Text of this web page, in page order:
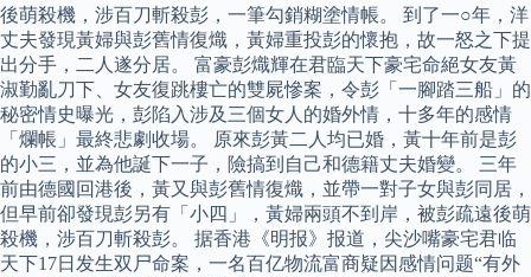
後萌殺機，涉百刀斬殺彭，一筆勾銷糊塗情帳。 到了一○年，洋
丈夫發現黃婦與彭舊情復熾，黃婦重投彭的懷抱，故一怒之下提
出分手，二人遂分居。 富豪彭熾輝在君臨天下豪宅命絕女友黃
淑勤亂刀下、女友復跳樓亡的雙屍慘案，令彭「一腳踏三船」的
秘密情史曝光，彭陷入涉及三個女人的婚外情，十多年的感情
「爛帳」最終悲劇收場。 原來彭黃二人均已婚，黃十年前是彭
的小三，並為他誕下一子，險搞到自己和德籍丈夫婚變。 三年
前由德國回港後，黃又與彭舊情復熾，並帶一對子女與彭同居，
但早前卻發現彭另有「小四」，黃婦兩頭不到岸，被彭疏遠後萌
殺機，涉百刀斬殺彭。 据香港《明报》报道，尖沙嘴豪宅君临
天下17日发生双尸命案，一名百亿物流富商疑因感情问题“有外